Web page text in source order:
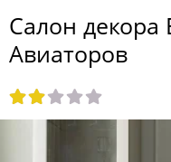
Салон декора
Авиаторов